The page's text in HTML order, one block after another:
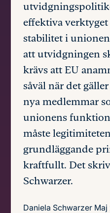
effektiva
stabilitet i
att utvidgningen
krävs att EU
såväl när det
nya medlemmar
unionens
måste
grundläggande
kraftfullt. Det
Schwarzer.
Daniela Schwarzer